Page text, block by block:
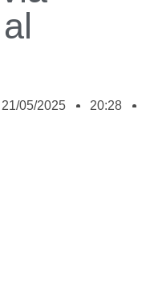
21/05/2025
20:28